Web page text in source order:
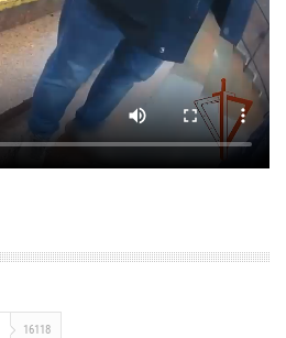
16118